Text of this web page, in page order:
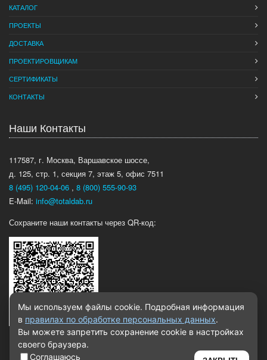
КАТАЛОГ
ПРОЕКТЫ
ДОСТАВКА
ПРОЕКТИРОВЩИКАМ
СЕРТИФИКАТЫ
КОНТАКТЫ
Наши Контакты
117587, г. Москва, Варшавское шоссе,
д. 125, стр. 1, секция 7, этаж 5, офис 7511
8 (495) 120-04-06 , 8 (800) 555-90-93
E-Mail: info@totaldab.ru
Сохраните наши контакты через QR-код:
Мы используем файлы cookie. Подробная информация
в правилах по обработке персональных данных.
Вы можете запретить сохранение cookie в настройках
своего браузера.
Соглашаюсь